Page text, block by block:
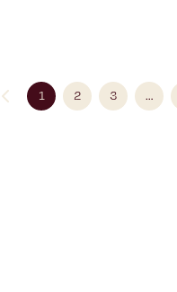
1 2 3 …